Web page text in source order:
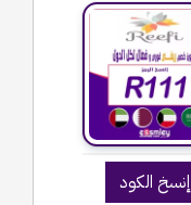
إنسخ الكود